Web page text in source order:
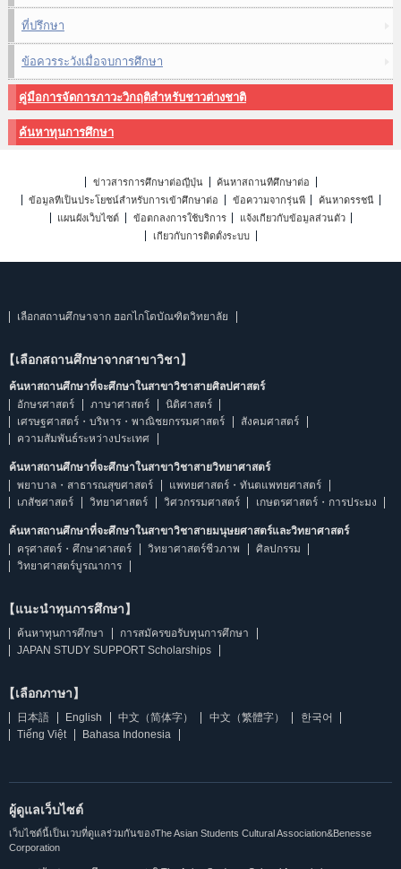
ที่ปรึกษา
ข้อควรระวังเมื่อจบการศึกษา
คู่มือการจัดการภาวะวิกฤติสำหรับชาวต่างชาติ
ค้นหาทุนการศึกษา
ข่าวสารการศึกษาต่อญี่ปุ่น
ค้นหาสถานที่ศึกษาต่อ
ข้อมูลที่เป็นประโยชน์สำหรับการเข้าศึกษาต่อ
ข้อความจากรุ่นพี่
ค้นหาดรรชนี
แผนผังเว็บไซต์
ข้อตกลงการใช้บริการ
แจ้งเกี่ยวกับข้อมูลส่วนตัว
เกี่ยวกับการติดตั้งระบบ
เลือกสถานศึกษาจาก ฮอกไกโดบัณฑิตวิทยาลัย
【เลือกสถานศึกษาจากสาขาวิชา】
ค้นหาสถานศึกษาที่จะศึกษาในสาขาวิชาสายศิลปศาสตร์
อักษรศาสตร์
ภาษาศาสตร์
นิติศาสตร์
เศรษฐศาสตร์・บริหาร・พาณิชยกรรมศาสตร์
สังคมศาสตร์
ความสัมพันธ์ระหว่างประเทศ
ค้นหาสถานศึกษาที่จะศึกษาในสาขาวิชาสายวิทยาศาสตร์
พยาบาล・สาธารณสุขศาสตร์
แพทยศาสตร์・ทันตแพทยศาสตร์
เภสัชศาสตร์
วิทยาศาสตร์ วิศวกรรมศาสตร์ เกษตรศาสตร์・การประมง
ค้นหาสถานศึกษาที่จะศึกษาในสาขาวิชาสายมนุษยศาสตร์และวิทยาศาสตร์
ครุศาสตร์・ศึกษาศาสตร์
วิทยาศาสตร์ชีวภาพ
ศิลปกรรม
วิทยาศาสตร์บูรณาการ
【แนะนำทุนการศึกษา】
ค้นหาทุนการศึกษา
การสมัครขอรับทุนการศึกษา
JAPAN STUDY SUPPORT Scholarships
【เลือกภาษา】
日本語 English 中文（简体字） 中文（繁體字）
한국어
Tiếng Việt
Bahasa Indonesia
ผู้ดูแลเว็บไซต์
เว็บไซต์นี้เป็นเวบที่ดูแลร่วมกันของThe Asian Students Cultural Association&Benesse
Corporation